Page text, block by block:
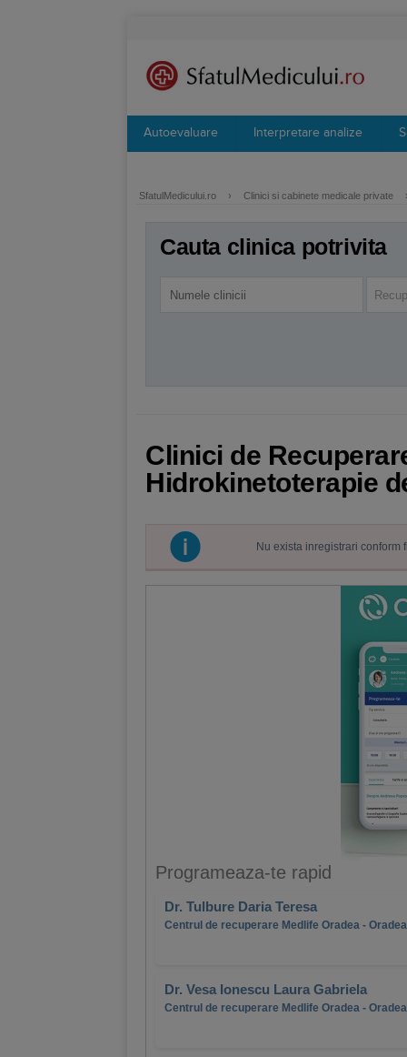
Autoevaluare Interpretare analize
SfatulMedicului.ro › Clinici si cabinete medicale private
Cauta clinica potrivita
Clinici de
Hidrokinetoterapie
Nu exista inregistrari
Programeaza-te rapid
Dr. Tulbure Daria Teresa
Centrul de recuperare Medlife Oradea - Oradea
Dr. Vesa Ionescu Laura Gabriela
Centrul de recuperare Medlife Oradea - Oradea